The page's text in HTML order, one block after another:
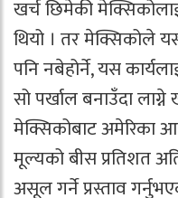
खर्च छिमेकी
थियो । तर मेक्सिकोले
पनि नबेहोर्ने, यस
सो पर्खाल बनाउँदा
मेक्सिकोबाट अमेरिका
मूल्यको बीस प्रतिशत
असूल गर्ने प्रस्ताव